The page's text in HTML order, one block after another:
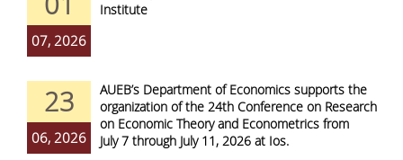
07, 2026
Institute
23
06, 2026
AUEB’s Department of Economics supports the
organization of the 24th Conference on Research
on Economic Theory and Econometrics from
July 7 through July 11, 2026 at Ios.